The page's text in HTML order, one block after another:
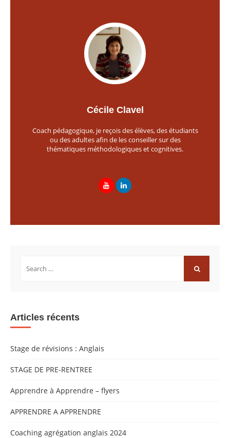
Cécile Clavel
Coach pédagogique, je reçois des élèves, des étudiants
ou des adultes afin de les conseiller sur des
thématiques méthodologiques et cognitives.
Articles récents
Stage de révisions : Anglais
STAGE DE PRE-RENTREE
Apprendre à Apprendre – flyers
APPRENDRE A APPRENDRE
Coaching agrégation anglais 2024